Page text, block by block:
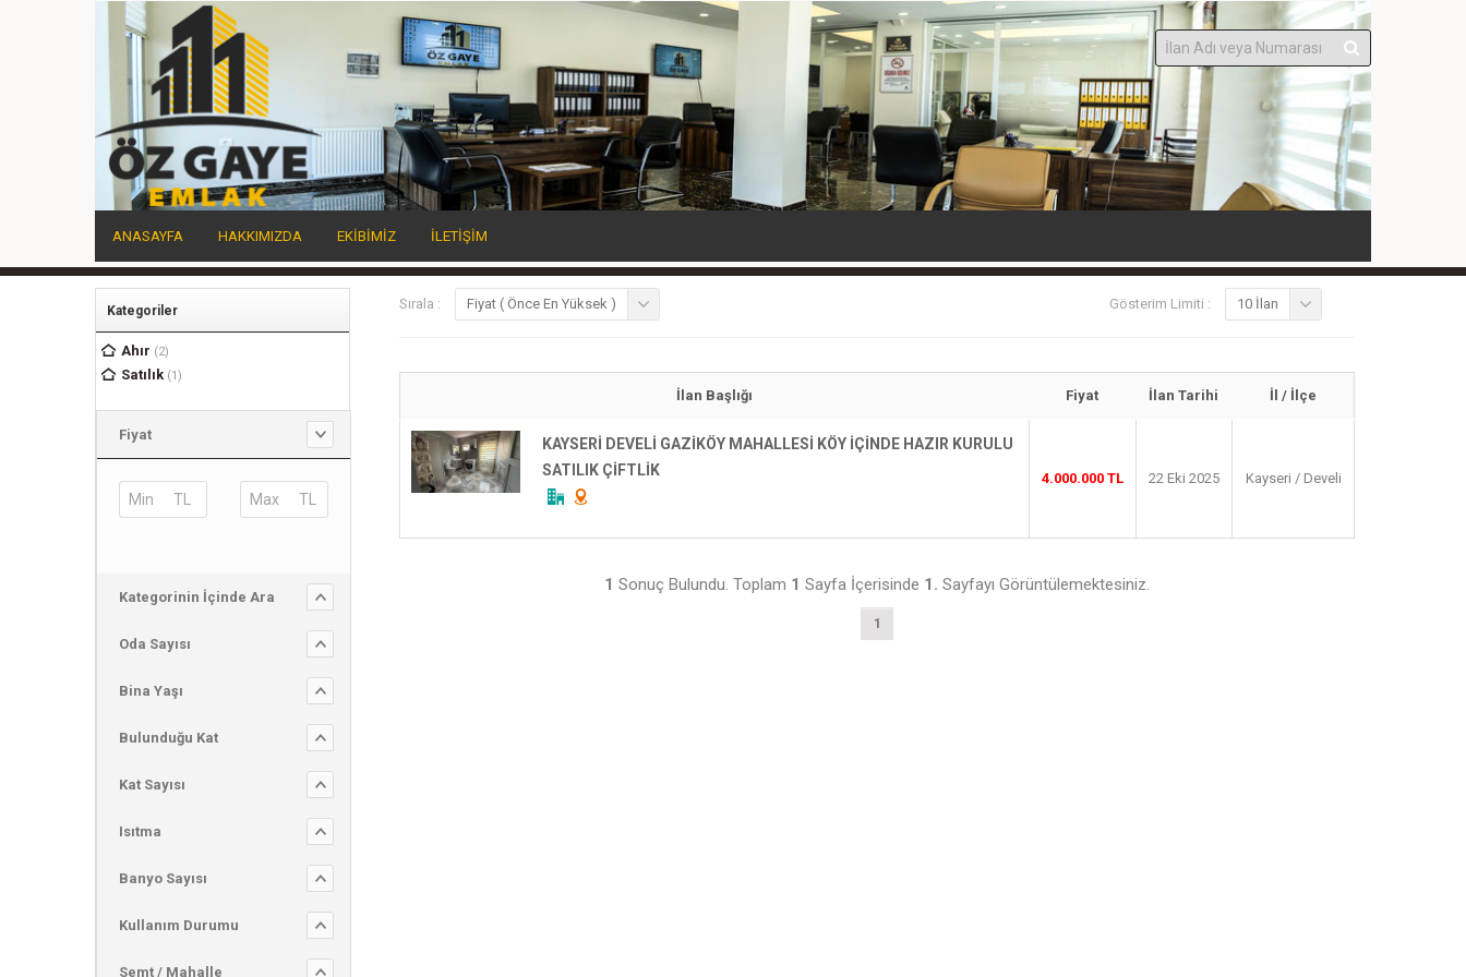
ANASAYFA HAKKIMIZDA EKİBİMİZ İLETİŞİM
Kategoriler
Ahır (2)
Satılık (1)
Fiyat
Kategorinin İçinde Ara
Oda Sayısı
Bina Yaşı
Bulunduğu Kat
Kat Sayısı
Isıtma
Banyo Sayısı
Kullanım Durumu
Semt / Mahalle
Sırala : Fiyat ( Önce En Yüksek ) Gösterim Limiti : 10 İlan
İlan Başlığı Fiyat İlan Tarihi İl / İlçe
KAYSERİ DEVELİ GAZİKÖY MAHALLESİ KÖY İÇİNDE HAZIR KURULU
SATILIK ÇİFTLİK
4.000.000 TL 22 Eki 2025 Kayseri / Develi
1 Sonuç Bulundu. Toplam 1 Sayfa İçerisinde 1. Sayfayı Görüntülemektesiniz.
1